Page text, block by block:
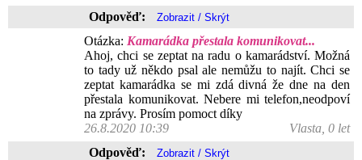
Odpověď:
Otázka: Kamarádka přestala komunikovat...
Ahoj, chci se zeptat na radu o kamarádství. Možná
to tady už někdo psal ale nemůžu to najít. Chci se
zeptat kamarádka se mi zdá divná že dne na den
přestala komunikovat. Nebere mi telefon,neodpoví
na zprávy. Prosím pomoct díky
26.8.2020 10:39
Vlasta, 0 let
Odpověď: